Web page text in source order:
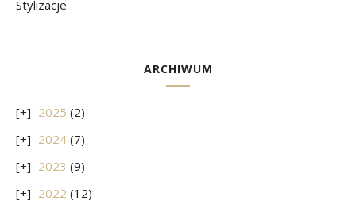
Stylizacje
ARCHIWUM
2025 (2)
2024 (7)
2023 (9)
2022 (12)